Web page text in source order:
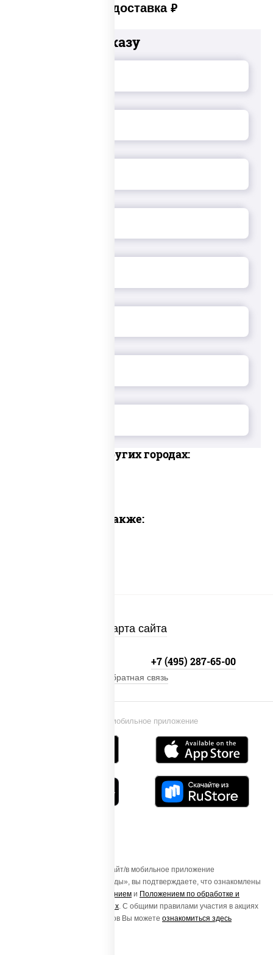
Платная доставка руб
Добавьте к заказу
Доставка в других городах:
Предлагаем также:
Карта сайта
Установи мобильное приложение
+7 (495) 287-65-00
Обратная связь
Осуществляя вход на этот Сайт/в мобильное приложение
«ПиццаСушиВок - доставка еды», вы подтверждаете, что ознакомлены
Пользовательским соглашением и Положением по обработке и
защите персональных данных . С общими правилами участия в акциях
и порядке получения подарков Вы можете ознакомиться здесь